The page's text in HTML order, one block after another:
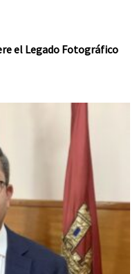
el Legado Fotográfico